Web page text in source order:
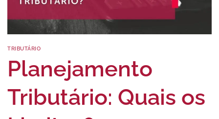
TRIBUTÁRIO
Planejamento
Tributário: Quais os